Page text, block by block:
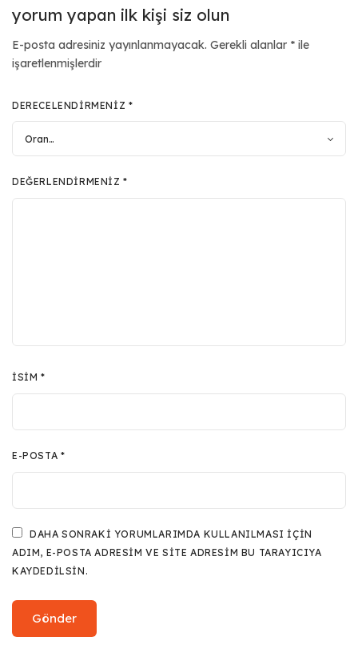
yorum yapan ilk kişi siz olun
E-posta adresiniz yayınlanmayacak. Gerekli alanlar * ile
işaretlenmişlerdir
DERECELENDIRMENIZ *
DEĞERLENDIRMENIZ*
İSIM*
E-POSTA *
DAHA SONRAKI YORUMLARIMDA KULLANILMASI IÇIN
ADIM, E-POSTA ADRESIM VE SITE ADRESIM BU TARAYICIYA
KAYDEDILSIN.